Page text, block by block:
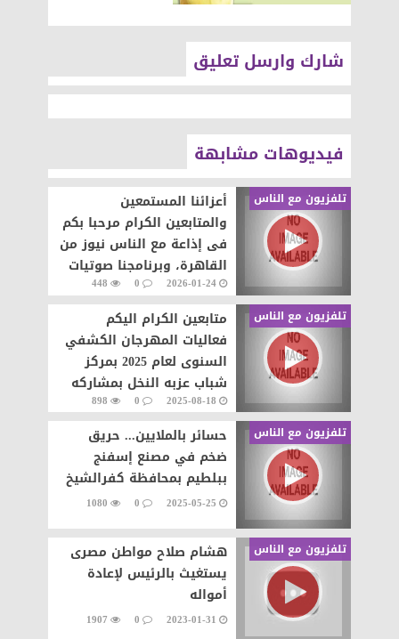
شارك وارسل تعليق
فيديوهات مشابهة
تلفزيون مع الناس
أعزائنا المستمعين
والمتابعين الكرام مرحبا بكم
فى إذاعة مع الناس نيوز من
القاهرة، وبرنامجنا صوتيات
مع الناس من إعداد وتقديم
2026-01-24
0
448
تلفزيون مع الناس
متابعين الكرام اليكم
فعاليات المهرجان الكشفي
السنوى لعام 2025 بمركز
شباب عزبه النخل بمشاركه
العديد من مراكز الشباب
وتقديم عروض
2025-08-18
0
898
تلفزيون مع الناس
حسائر بالملايين... حريق
ضخم في مصنع إسفنج
ببلطيم بمحافظة كفرالشيخ
2025-05-25
0
1080
تلفزيون مع الناس
هشام صلاح مواطن مصرى
يستغيث بالرئيس لإعادة
أمواله
2023-01-31
0
1907